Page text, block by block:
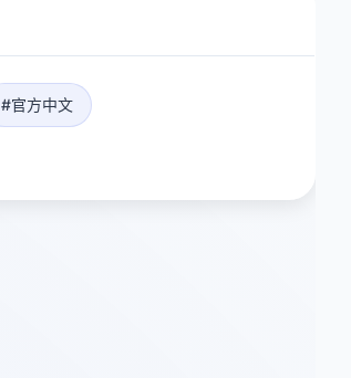
#官方中文